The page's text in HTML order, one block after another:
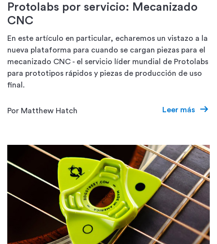
Protolabs por servicio: Mecanizado
CNC
En este artículo en particular, echaremos un vistazo a la
nueva plataforma para cuando se cargan piezas para el
mecanizado CNC - el servicio líder mundial de Protolabs
para prototipos rápidos y piezas de producción de uso
final.
Por Matthew Hatch Leer más